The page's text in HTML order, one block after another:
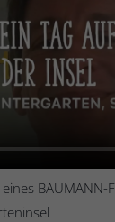
BAUMANN-